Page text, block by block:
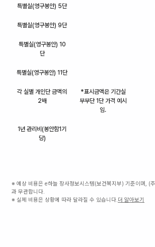
특별실(영구봉안) 5단
특별실(영구봉안) 9단
특별실(영구봉안) 10
단
특별실(영구봉안) 11단
각 실별 개인단 금액의
2배
*표시금액은 기간실
부부단 1단 가격 예시
임.
1년 관리비(봉안함1기
당)
※ 예상 비용은 e하늘 장사정보시스템(보건복지부) 기준이며, (
과 무관합니다.
※ 실제 비용은 상황에 따라 달라질 수 있습니다.더 알아보기